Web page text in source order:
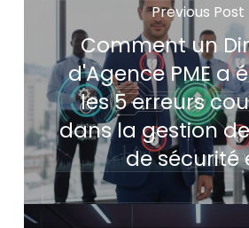
Previous Post
Comment un
d'Agence PME a
les 5 erreurs
dans la gestion
de sécurité